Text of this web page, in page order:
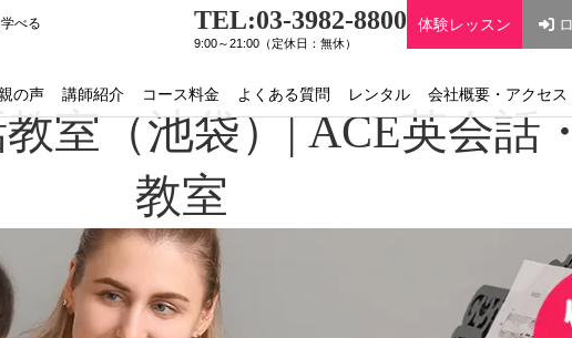
べる TEL:03-3982-8800
9:00～21:00（定休日：無休）
体験レッスン
の声 講師紹介 コース料金 よくある質問 レンタル 会社概要・アクセス
室（池袋）| ACE英会話
教室